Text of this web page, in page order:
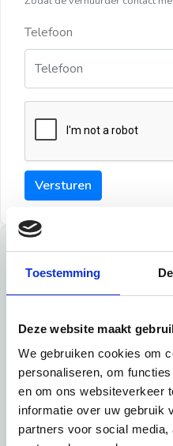
Toestemming
Deze website maakt
We gebruiken cookies om
personaliseren, om
en om ons websiteverkeer
informatie over uw gebruik
partners voor social
Telefoon
Versturen
Tips
Tip 1:
Schrijf een duidelijke
informatie mee:
Ben je student,